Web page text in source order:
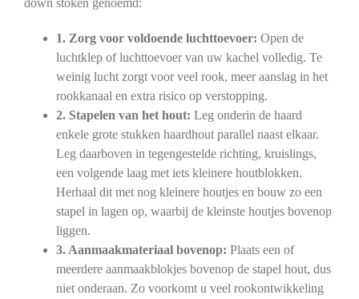
1. Zorg voor voldoende luchttoevoer: Open de
luchtklep of luchttoevoer van uw kachel volledig. Te
weinig lucht zorgt voor veel rook, meer aanslag in het
rookkanaal en extra risico op verstopping.
2. Stapelen van het hout: Leg onderin de haard
enkele grote stukken haardhout parallel naast elkaar.
Leg daarboven in tegengestelde richting, kruislings,
een volgende laag met iets kleinere houtblokken.
Herhaal dit met nog kleinere houtjes en bouw zo een
stapel in lagen op, waarbij de kleinste houtjes bovenop
liggen.
3. Aanmaakmateriaal bovenop: Plaats een of
meerdere aanmaakblokjes bovenop de stapel hout, dus
niet onderaan. Zo voorkomt u veel rookontwikkeling